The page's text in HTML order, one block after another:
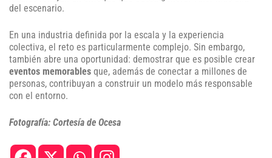
del escenario.
En una industria definida por la escala y la experiencia
colectiva, el reto es particularmente complejo. Sin embargo,
también abre una oportunidad: demostrar que es posible crear
eventos memorables que, además de conectar a millones de
personas, contribuyan a construir un modelo más responsable
con el entorno.
Fotografía: Cortesía de Ocesa